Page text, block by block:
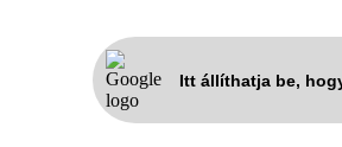
Itt állíthatja be,